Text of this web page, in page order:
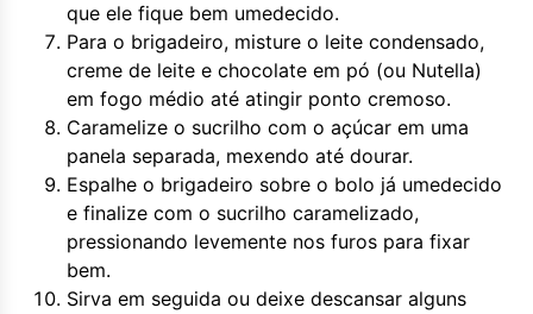
que ele fique bem umedecido.
Para o brigadeiro, misture o leite condensado,
creme de leite e chocolate em pó (ou Nutella)
em fogo médio até atingir ponto cremoso.
Caramelize o sucrilho com o açúcar em uma
panela separada, mexendo até dourar.
Espalhe o brigadeiro sobre o bolo já umedecido
e finalize com o sucrilho caramelizado,
pressionando levemente nos furos para fixar
bem.
Sirva em seguida ou deixe descansar alguns